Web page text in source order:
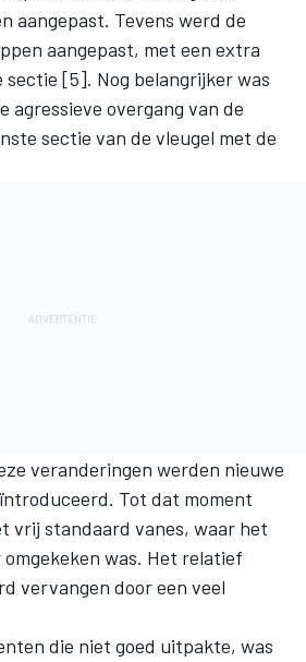
aangepast. Tevens werd de
aangepast, met een extra
[5]. Nog belangrijker was
agressieve overgang van de
sectie van de vleugel met de
veranderingen werden nieuwe
Tot dat moment
vrij standaard vanes, waar het
was. Het relatief
vervangen door een veel
die niet goed uitpakte, was